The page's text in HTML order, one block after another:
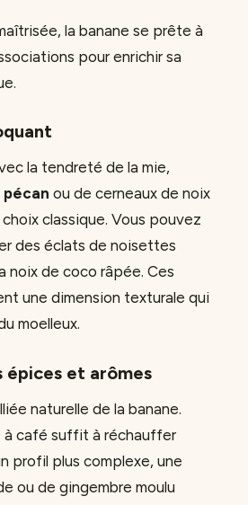
la banane se prête à
pour enrichir sa
la tendreté de la mie,
pécan ou de cerneaux de noix
classique. Vous pouvez
des éclats de noisettes
noix de coco râpée. Ces
une dimension texturale qui
moelleux.
épices et arômes
naturelle de la banane.
à café suffit à réchauffer
profil plus complexe, une
ou de gingembre moulu